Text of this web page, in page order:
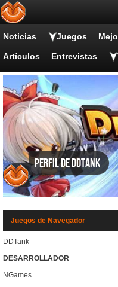
Noticias Juegos
Artículos Entrevistas
Perfil de DDTank
Juegos de Navegador
DDTank
DESARROLLADOR
NGames